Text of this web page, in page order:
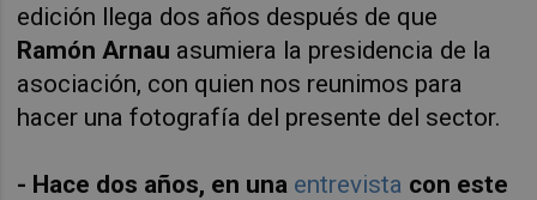
edición llega dos años después de que
Ramón Arnau asumiera la presidencia de la
asociación, con quien nos reunimos para
hacer una fotografía del presente del sector.
- Hace dos años, en una entrevista con este